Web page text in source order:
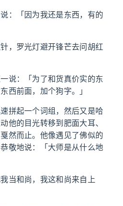
：「因为我还是东西，有的
，罗光灯避开锋芒去问胡红
说：「为了和货真价实的东
西前面，加个狗字。」
拼起一个词组，然后又是哈
他的目光转移到肥面大耳、
然而止。他像遇见了佛似的
敬地说：「大师是从什么地
当和尚，我这和尚来自上